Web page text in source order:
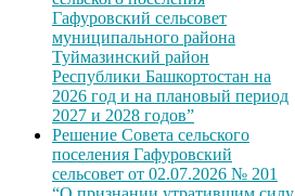
Гафуровский сельсовет
муниципального района
Туймазинский район
Республики Башкортостан на
2026 год и на плановый период
2027 и 2028 годов”
Решение Совета сельского
поселения Гафуровский
сельсовет от 02.07.2026 № 201